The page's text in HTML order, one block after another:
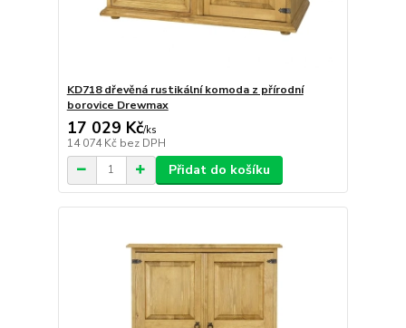
KD718 dřevěná rustikální komoda z přírodní
borovice Drewmax
17 029 Kč/ks
14 074 Kč bez DPH
Přidat do košíku